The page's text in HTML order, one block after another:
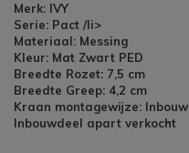
Merk: IVY
Serie: Pact /li>
Materiaal: Messing
Kleur: Mat Zwart PED
Breedte Rozet: 7,5 cm
Breedte Greep: 4,2 cm
Kraan montagewijze: Inbouw
Inbouwdeel apart verkocht